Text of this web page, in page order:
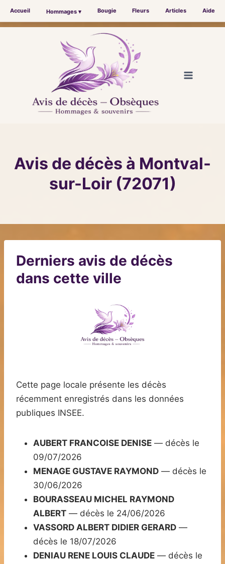
Accueil Hommages ▾ Bougie Fleurs Articles Aide
Avis de décès à Montval-
sur-Loir (72071)
Derniers avis de décès
dans cette ville
Cette page locale présente les décès
récemment enregistrés dans les données
publiques INSEE.
AUBERT FRANCOISE DENISE — décès le
09/07/2026
MENAGE GUSTAVE RAYMOND — décès le
30/06/2026
BOURASSEAU MICHEL RAYMOND
ALBERT — décès le 24/06/2026
VASSORD ALBERT DIDIER GERARD —
décès le 18/07/2026
DENIAU RENE LOUIS CLAUDE — décès le